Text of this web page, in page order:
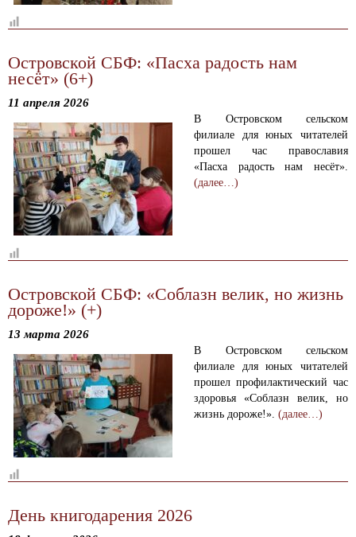
Островской СБФ: «Пасха радость нам
несёт» (6+)
11 апреля 2026
В Островском сельском
филиале для юных читателей
прошел час православия
«Пасха радость нам несёт».
(далее…)
Островской СБФ: «Соблазн велик, но жизнь
дороже!» (+)
13 марта 2026
В Островском сельском
филиале для юных читателей
прошел профилактический час
здоровья «Соблазн велик, но
жизнь дороже!».(далее…)
День книгодарения 2026